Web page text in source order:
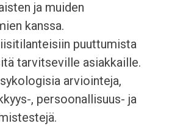
ja muiden
kanssa.
puuttumista
tarvitseville asiakkaille.
arviointeja,
, persoonallisuus- ja